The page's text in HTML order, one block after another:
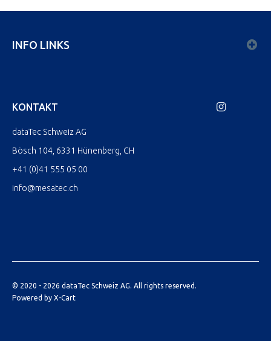
INFO LINKS
KONTAKT
dataTec Schweiz AG
Bösch 104, 6331 Hünenberg, CH
+41 (0)41 555 05 00
info@mesatec.ch
© 2020 - 2026 dataTec Schweiz AG. All rights reserved.
Powered by X-Cart